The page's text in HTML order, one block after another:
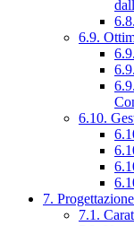
6.9.
6.10.
7.
7.1.